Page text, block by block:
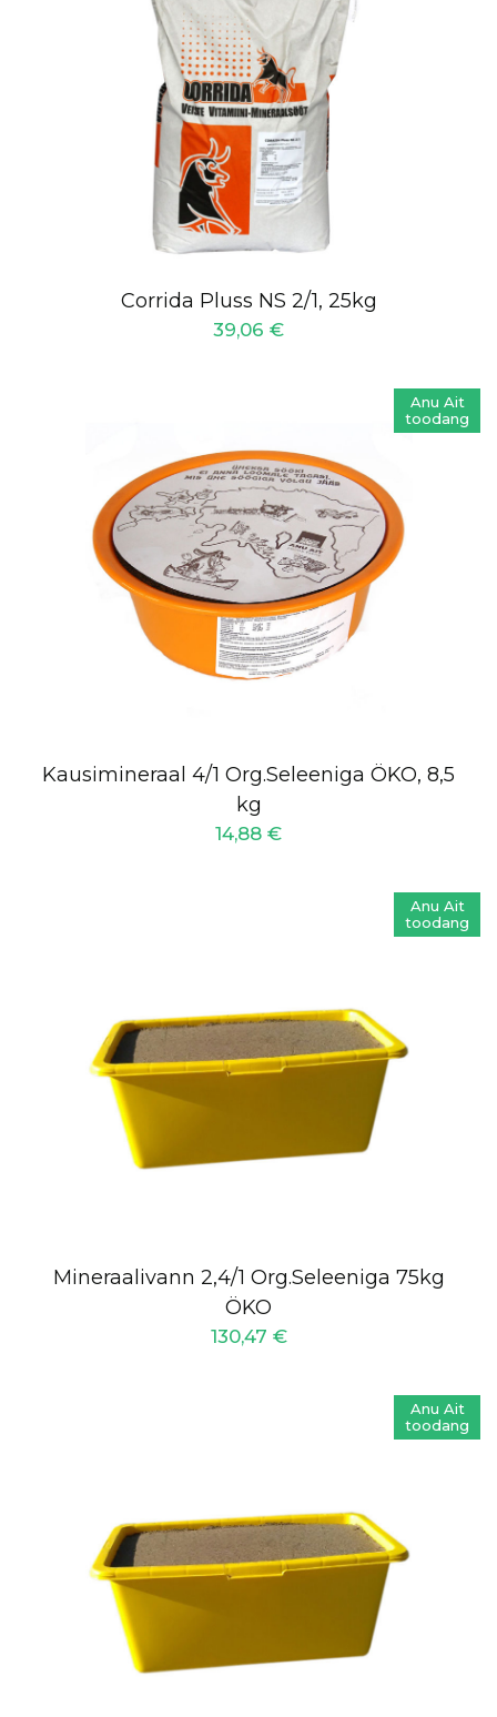
Corrida Pluss NS 2/1, 25kg
39,06 €
Anu Ait
toodang
Kausimineraal 4/1 Org.Seleeniga ÖKO, 8,5
kg
14,88 €
Anu Ait
toodang
Mineraalivann 2,4/1 Org.Seleeniga 75kg
ÖKO
130,47 €
Anu Ait
toodang